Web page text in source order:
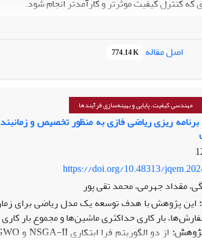
که کنترل کیفیت موثرتر و کارآمدتر انجام شود.
اصلی (
واقعی از فرآیند تولید اسلب‌های فولادی در
تولید اسلب شامل سه مرحله اصلی کوره، متالورژی
تعداد 9 متغیر اولیه به 3 گروه تقسیم شد و تحلیل همبستگی و
علمی:نوآوری این تحقیق در ترکیب تکنیک‌های
این روش در شرایطی که روش‌های سنتی ناکارآمد
اصل مقاله 774.14 K
مهندسی کیفیت، پایایی و بهینه‌سازی فرآیندها
https://doi.org/10.48313/
مقداد جهرمی، محمد تقی پور
این پژوهش با هدف توسعه یک مدل ریاضی برای
بار کاری حداکثری ماشین‌ها و مجموع بار
از دو الگوریتم فرا ابتکاری